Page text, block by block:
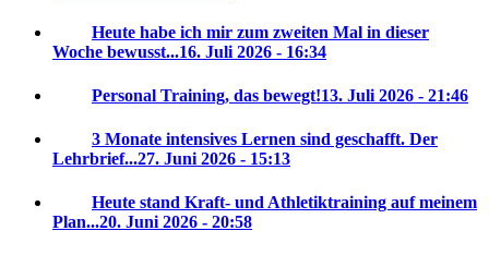
Heute habe ich mir zum zweiten Mal in dieser
Woche bewusst...16. Juli 2026 - 16:34
Personal Training, das bewegt!13. Juli 2026 - 21:46
3 Monate intensives Lernen sind geschafft. Der
Lehrbrief...27. Juni 2026 - 15:13
Heute stand Kraft- und Athletiktraining auf meinem
Plan...20. Juni 2026 - 20:58